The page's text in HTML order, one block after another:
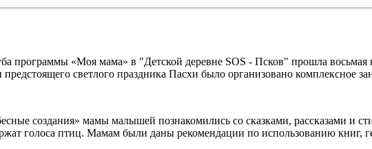
программы «Моя мама» в "Детской деревне SOS - Псков" прошла
светлого праздника Пасхи было организовано комплексное
создания» мамы малышей познакомились со сказками, рассказами и
голоса птиц. Мамам были даны рекомендации по использованию